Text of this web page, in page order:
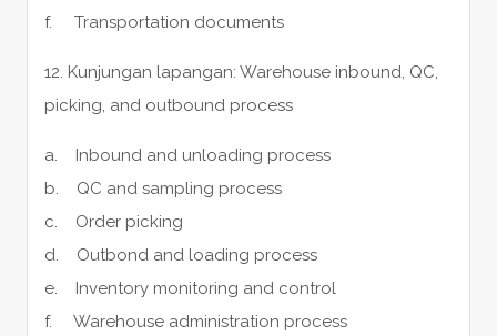
f. Transportation documents
12. Kunjungan lapangan: Warehouse inbound, QC,
picking, and outbound process
a. Inbound and unloading process
b. QC and sampling process
c. Order picking
d. Outbond and loading process
e. Inventory monitoring and control
f. Warehouse administration process